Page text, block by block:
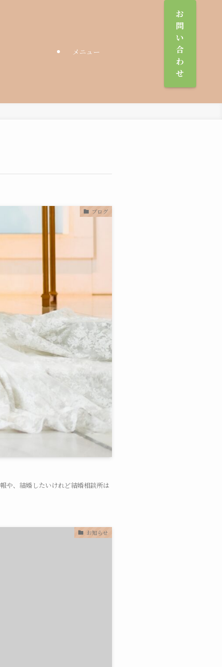
メニュー
お
問
い
合
わ
せ
ブログ
や、結婚したいけれど結婚相談所は
お知らせ